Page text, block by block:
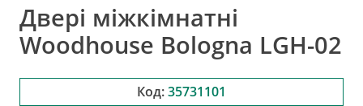
Двері міжкімнатні
Woodhouse Bologna LGH-02
Код:35731101